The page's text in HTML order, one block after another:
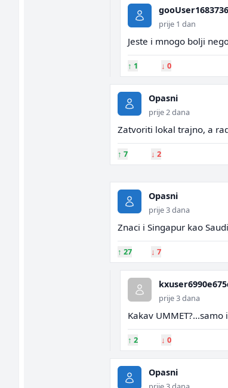
prije 1 dan
Jeste i mnogo bolji
↑ 1 ↓ 0
Opasni
prije 2 dana
Zatvoriti lokal trajno, a
↑ 7 ↓ 2
Opasni
prije 3 dana
Znaci i Singapur kao
↑ 27 ↓ 7
prije 3 dana
Kakav
↑ 2 ↓ 0
Opasni